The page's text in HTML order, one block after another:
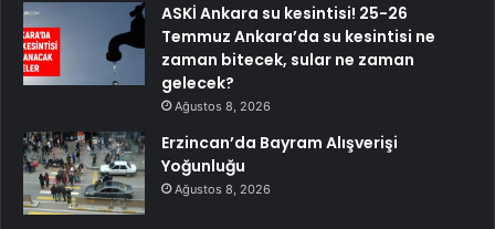
ASKİ Ankara su kesintisi! 25-26
Temmuz Ankara’da su kesintisi ne
zaman bitecek, sular ne zaman
gelecek?
Ağustos 8, 2026
Erzincan’da Bayram Alışverişi
Yoğunluğu
Ağustos 8, 2026